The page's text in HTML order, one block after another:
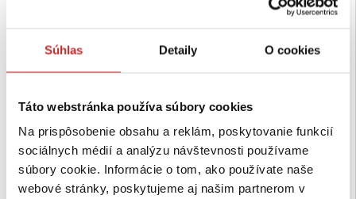
Súhlas Detaily O cookies
Táto webstránka používa súbory cookies
Na prispôsobenie obsahu a reklám, poskytovanie funkcií
sociálnych médií a analýzu návštevnosti používame
súbory cookie. Informácie o tom, ako používate naše
webové stránky, poskytujeme aj našim partnerom v
SVX Spojka lisovacia s okom pre
0,6765 €
Rozmer (mm): 2 mm
SVX Objímka lisovacia DIN
0,0677 €
Rozmer (mm): 2 mm